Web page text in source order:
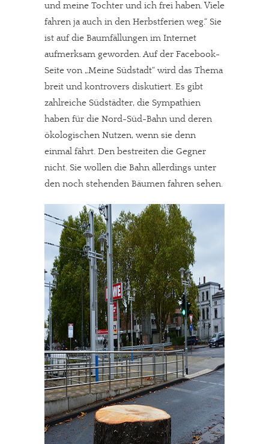
und meine Tochter und ich frei haben. Viele
fahren ja auch in den Herbstferien weg.“ Sie
ist auf die Baumfällungen im Internet
aufmerksam geworden. Auf der Facebook-
Seite von „Meine Südstadt“ wird das Thema
breit und kontrovers diskutiert. Es gibt
zahlreiche Südstädter, die Sympathien
haben für die Nord-Süd-Bahn und deren
ökologischen Nutzen, wenn sie denn
einmal fährt. Den bestreiten die Gegner
nicht. Sie wollen die Bahn allerdings unter
den noch stehenden Bäumen fahren sehen.